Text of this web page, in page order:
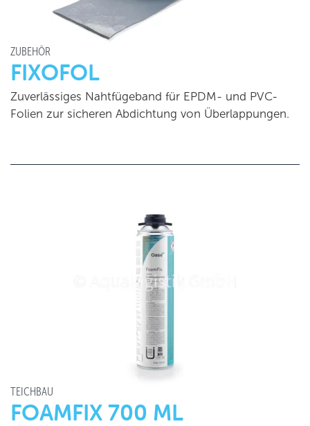
ZUBEHÖR
FIXOFOL
Zuverlässiges Nahtfügeband für EPDM- und PVC-
Folien zur sicheren Abdichtung von Überlappungen.
TEICHBAU
FOAMFIX 700 ML